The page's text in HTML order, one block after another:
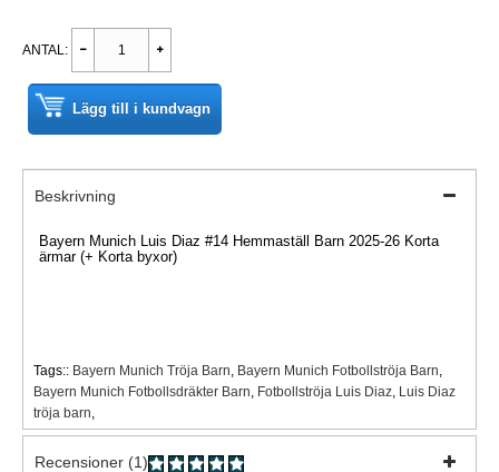
ANTAL:
Lägg till i kundvagn
Beskrivning
Bayern Munich Luis Diaz #14 Hemmaställ Barn 2025-26 Korta
ärmar (+ Korta byxor)
Tags:: Bayern Munich Tröja Barn Bayern Munich Fotbollströja Barn
Bayern Munich Fotbollsdräkter Barn Fotbollströja Luis Diaz Luis Diaz
tröja barn
Recensioner (1)